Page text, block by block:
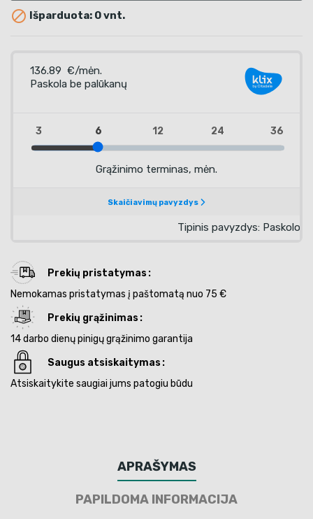
 Išparduota: 0 vnt.
Prekių pristatymas
Nemokamas pristatymas į paštomatą nuo 75 €
Prekių grąžinimas
14 darbo dienų pinigų grąžinimo garantija
Saugus atsiskaitymas
Atsiskaitykite saugiai jums patogiu būdu
APRAŠYMAS
PAPILDOMA INFORMACIJA